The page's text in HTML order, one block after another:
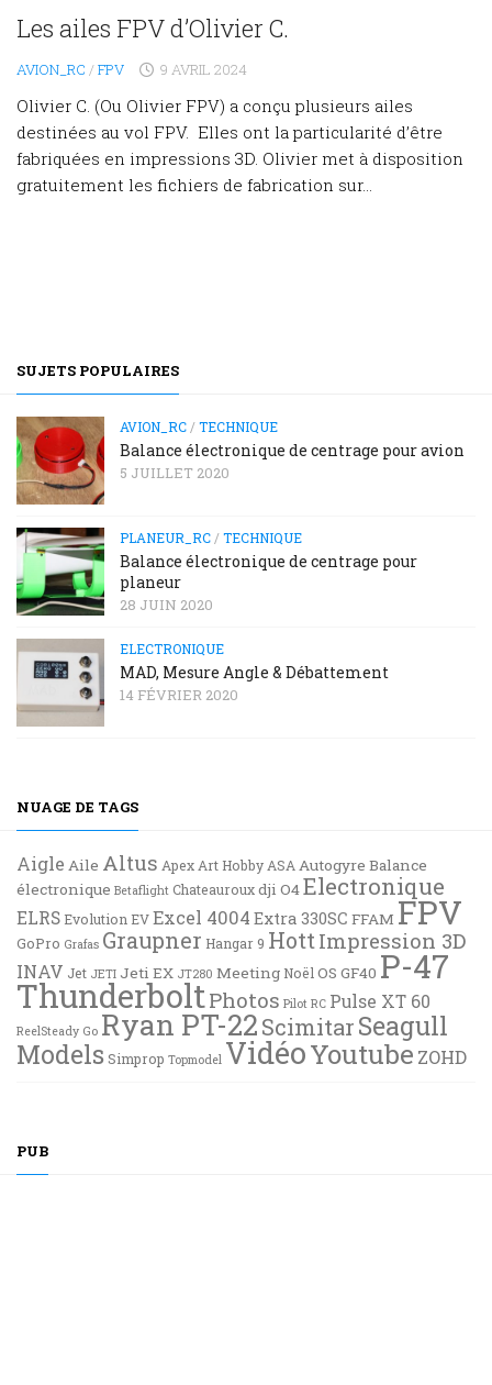
Les ailes FPV d’Olivier C.
AVION_RC /FPV 9 AVRIL 2024
Olivier C. (Ou Olivier FPV) a conçu plusieurs ailes
destinées au vol FPV. Elles ont la particularité d’être
fabriquées en impressions 3D. Olivier met à disposition
gratuitement les fichiers de fabrication sur...
SUJETS POPULAIRES
AVION_RC /TECHNIQUE
Balance électronique de centrage pour avion
5 JUILLET 2020
PLANEUR_RC /TECHNIQUE
Balance électronique de centrage pour
planeur
28 JUIN 2020
ELECTRONIQUE
MAD, Mesure Angle & Débattement
14 FÉVRIER 2020
NUAGE DE TAGS
Aigle Aile Altus Apex Art Hobby ASA Autogyre Balance
électronique Betaflight Chateaurouxdji O4Electronique
ELRS Evolution EVExcel 4004 Extra 330SC FFAM FPV
GoPro Grafas Graupner Hangar 9 Hott Impression 3D
INAV Jet JETI Jeti EX JT280 Meeting Noël OS GF40 P-47
ThunderboltPhotos Pilot RC Pulse XT 60
ReelSteady Go Ryan PT-22ScimitarSeagull
ModelsSimprop Topmodel VidéoYoutube ZOHD
PUB